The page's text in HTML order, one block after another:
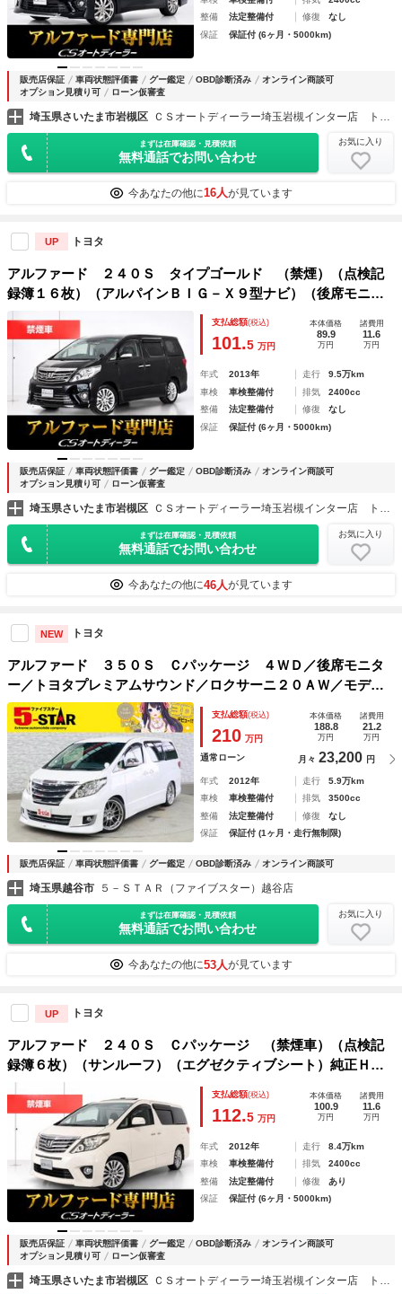
整備
法定整備付 修復
なし
保証
保証付 (6ヶ月・5000km)
販売店保証 車両状態評価書 グー鑑定 OBD診断済み
オンライン商談可
オプション見積り可
ローン仮審査
埼玉県さいたま市岩槻区
まずは在庫確認・見積依頼
無料通話でお問い合わせ
お気に入り
今あなたの他に16人が見ています
UP トヨタ
アルファード ２４０Ｓ タイプゴールド （禁煙）（点検記
録簿１６枚）（アルパインＢＩＧ－Ｘ９型ナビ）（後席モニタ
ー）両側自動ドア／パワーバックドア／／バックカメラ／特別
仕様車／専用黒ハーフレザーシート／クルーズコントロール／
クリアランスソナ
支払総額(税込)
101.5 万円
本体価格
89.9
万円
諸費用
11.6
万円
年式 2013年 走行
9.5万km
車検
車検整備付 排気
2400cc
整備
法定整備付 修復
なし
保証
保証付 (6ヶ月・5000km)
販売店保証 車両状態評価書 グー鑑定 OBD診断済み
オンライン商談可
オプション見積り可
ローン仮審査
埼玉県さいたま市岩槻区 ＣＳオートディーラー埼玉岩槻インター店 トヨタ ２０系３０系４０系アルファード／ヴェルファイア／ハイブリッド／カスタム／高品質中古車専門店
まずは在庫確認・見積依頼
無料通話でお問い合わせ
お気に入り
今あなたの他に46人が見ています
NEW トヨタ
アルファード ３５０Ｓ Ｃパッケージ ４ＷＤ／後席モニタ
ー／トヨタプレミアムサウンド／ロクサーニ２０ＡＷ／モデリ
スタエアロ／ローダウン／電動シート／クルーズコントロール
／クリアランスソナー／ＥＴＣ／１００Ｖ電源／純正ナビ／地
デジ／Ｂカメラ
支払総額(税込)
210 万円
本体価格
188.8
万円
諸費用
21.2
万円
通常ローン 月々 23,200 円
年式 2012年 走行
5.9万km
車検
車検整備付 排気
3500cc
整備
法定整備付 修復
なし
保証
保証付 (1ヶ月・走行無制限)
販売店保証 車両状態評価書 グー鑑定 OBD診断済み オンライン商談可
埼玉県越谷市 ５－ＳＴＡＲ（ファイブスター）越谷店
まずは在庫確認・見積依頼
無料通話でお問い合わせ
お気に入り
今あなたの他に53人が見ています
UP トヨタ
アルファード ２４０Ｓ Ｃパッケージ （禁煙車）（点検記
録簿６枚）（サンルーフ）（エグゼクティブシート）純正ＨＤ
Ｄナビ／後席モニター／両側自動ドア／パワーバックドア／パ
ワーシート／シートメモリー／クルーズコントロール／クリア
ランスソナー／
支払総額(税込)
112.5 万円
本体価格
100.9
万円
諸費用
11.6
万円
年式 2012年 走行
8.4万km
車検
車検整備付 排気
2400cc
整備
法定整備付 修復
あり
保証
保証付 (6ヶ月・5000km)
販売店保証 車両状態評価書 グー鑑定 OBD診断済み
オンライン商談可
オプション見積り可
ローン仮審査
埼玉県さいたま市岩槻区 ＣＳオートディーラー埼玉岩槻インター店 トヨタ ２０系３０系４０系アルファード／ヴェルファイア／ハイブリッド／カスタム／高品質中古車専門店